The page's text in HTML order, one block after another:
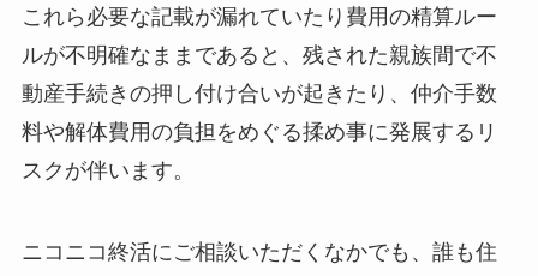
これら必要な記載が漏れていたり費用の精算ルー
ルが不明確なままであると、残された親族間で不
動産手続きの押し付け合いが起きたり、仲介手数
料や解体費用の負担をめぐる揉め事に発展するリ
スクが伴います。
ニコニコ終活にご相談いただくなかでも、誰も住